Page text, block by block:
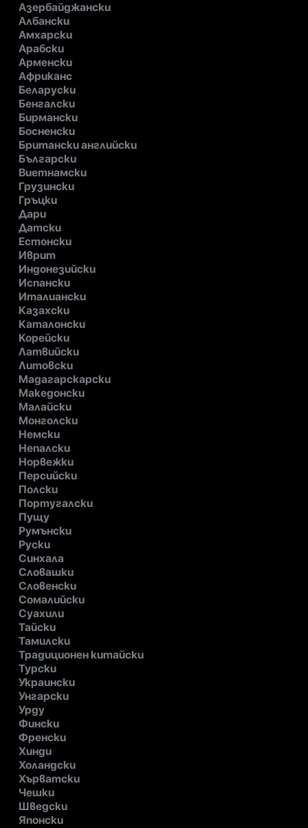
Азербайджански
Албански
Амхарски
Арабски
Арменски
Африканс
Беларуски
Бенгалски
Бирмански
Босненски
Британски английски
Български
Виетнамски
Грузински
Гръцки
Дари
Датски
Естонски
Иврит
Индонезийски
Испански
Италиански
Казахски
Каталонски
Корейски
Латвийски
Литовски
Мадагарскарски
Македонски
Малайски
Монголски
Немски
Непалски
Норвежки
Персийски
Полски
Португалски
Пущу
Румънски
Руски
Синхала
Словашки
Словенски
Сомалийски
Суахили
Тайски
Тамилски
Традиционен китайски
Турски
Украински
Унгарски
Урду
Фински
Френски
Хинди
Холандски
Хърватски
Чешки
Шведски
Японски